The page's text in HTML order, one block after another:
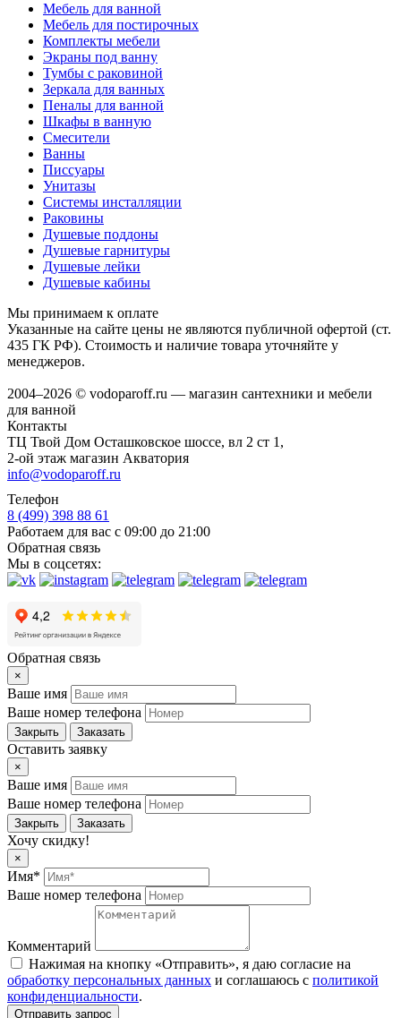
Мебель для ванной
Мебель для постирочных
Комплекты мебели
Экраны под ванну
Тумбы с раковиной
Зеркала для ванных
Пеналы для ванной
Шкафы в ванную
Смесители
Ванны
Писсуары
Унитазы
Системы инсталляции
Раковины
Душевые поддоны
Душевые гарнитуры
Душевые лейки
Душевые кабины
Мы принимаем к оплате
Указанные на сайте цены не являются публичной офертой (ст.
435 ГК РФ). Стоимость и наличие товара уточняйте у
менеджеров.
2004–2026 © vodoparoff.ru — магазин сантехники и мебели
для ванной
Контакты
ТЦ Твой Дом Осташковское шоссе, вл 2 ст 1,
2-ой этаж магазин Акватория
info@vodoparoff.ru
Телефон
8 (499) 398 88 61
Работаем для вас с 09:00 до 21:00
Обратная связь
Мы в соцсетях:
Обратная связь
×
Ваше имя
Ваше номер телефона
Закрыть Заказать
Оставить заявку
×
Ваше имя
Ваше номер телефона
Закрыть Заказать
Хочу скидку!
×
Имя*
Ваше номер телефона
Комментарий
Нажимая на кнопку «Отправить», я даю согласие на
обработку персональных данных и соглашаюсь c политикой
конфиденциальности.
Отправить запрос